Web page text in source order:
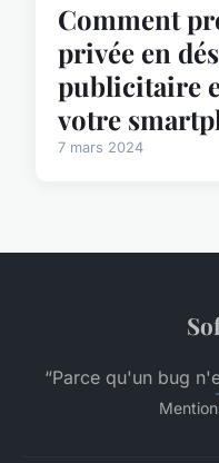
Comment
privée en
publicitaire
votre
7 mars 2024
“Parce qu'un bug